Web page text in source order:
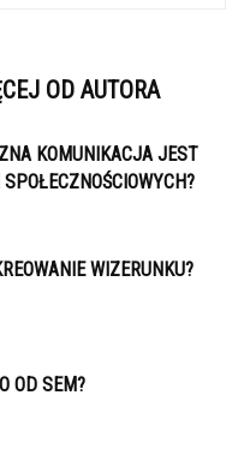
OD AUTORA
KOMUNIKACJA JEST
WIZERUNKU?
OD SEM?